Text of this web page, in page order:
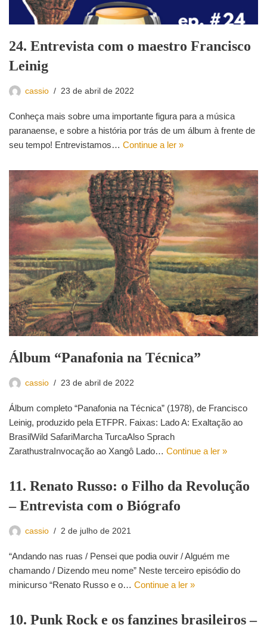
24. Entrevista com o maestro Francisco
Leinig
cassio 23 de abril de 2022
Conheça mais sobre uma importante figura para a música
paranaense, e sobre a história por trás de um álbum à frente de
seu tempo! Entrevistamos… Continue a ler »
Álbum “Panafonia na Técnica”
cassio 23 de abril de 2022
Álbum completo “Panafonia na Técnica” (1978), de Francisco
Leinig, produzido pela ETFPR. Faixas: Lado A: Exaltação ao
BrasilWild SafariMarcha TurcaAlso Sprach
ZarathustraInvocação ao Xangô Lado… Continue a ler »
11. Renato Russo: o Filho da Revolução
– Entrevista com o Biógrafo
cassio 2 de julho de 2021
“Andando nas ruas / Pensei que podia ouvir / Alguém me
chamando / Dizendo meu nome” Neste terceiro episódio do
minicurso “Renato Russo e o… Continue a ler »
10. Punk Rock e os fanzines brasileiros –